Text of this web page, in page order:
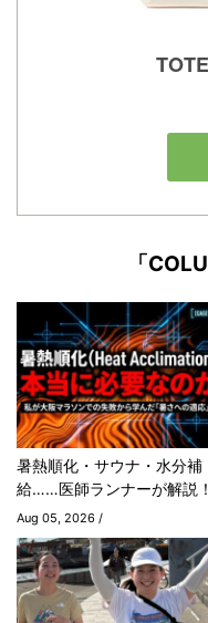
「
暑熱順化・サウナ・水分補
給……医師ランナーが解説
Aug 05, 2026 /